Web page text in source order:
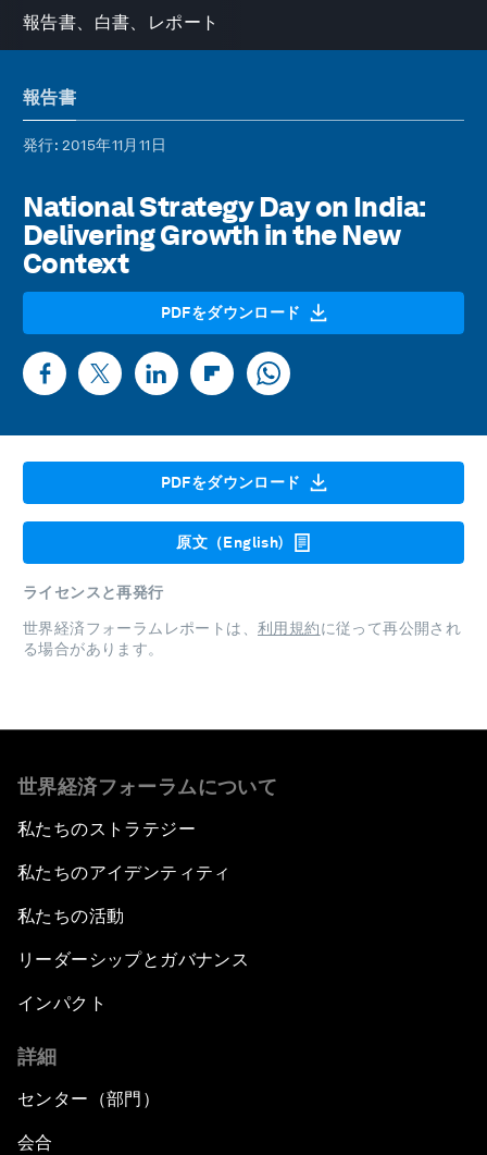
報告書、白書、レポート
報告書
発行: 2015年11月11日
National Strategy Day on India:
Delivering Growth in the New
Context
PDFをダウンロード
PDFをダウンロード
原文（English)
ライセンスと再発行
世界経済フォーラムレポートは、 利用規約に従って再公開され
る場合があります。
世界経済フォーラムについて
私たちのストラテジー
私たちのアイデンティティ
私たちの活動
リーダーシップとガバナンス
インパクト
詳細
センター（部門）
会合